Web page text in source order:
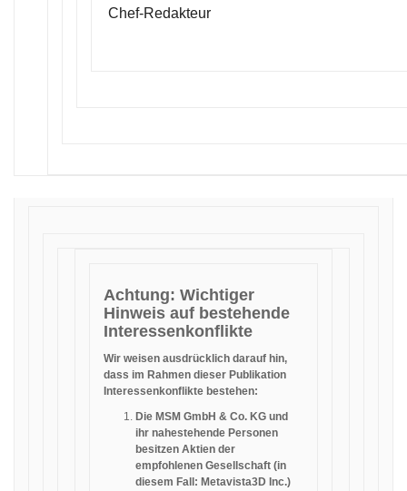
Chef-Redakteur
Achtung: Wichtiger
Hinweis auf bestehende
Interessenkonflikte
Wir weisen ausdrücklich darauf hin,
dass im Rahmen dieser Publikation
Interessenkonflikte bestehen:
Die MSM GmbH & Co. KG und
ihr nahestehende Personen
besitzen Aktien der
empfohlenen Gesellschaft (in
diesem Fall: Metavista3D Inc.)